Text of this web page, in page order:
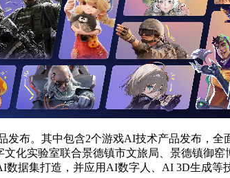
发布。其中包含2个游戏AI技术产品发布
文化实验室联合景德镇市文旅局、景德镇御
据集打造，并应用AI数字人、AI 3D生成等